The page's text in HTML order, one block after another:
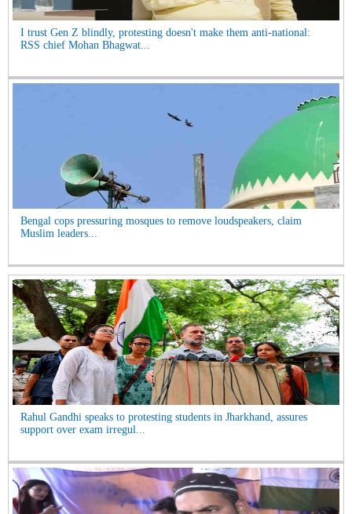
I trust Gen Z blindly, protesting doesn't make them anti-national:
RSS chief Mohan Bhagwat...
Bengal cops pressuring mosques to remove loudspeakers, claim
Muslim leaders...
Rahul Gandhi speaks to protesting students in Jharkhand, assures
support over exam irregul...